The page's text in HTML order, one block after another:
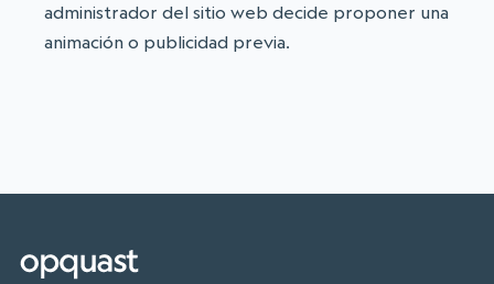
administrador del sitio web decide proponer una
animación o publicidad previa.